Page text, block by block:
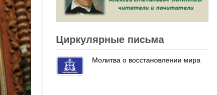
Циркулярные письма
Молитва о восстановлении мира